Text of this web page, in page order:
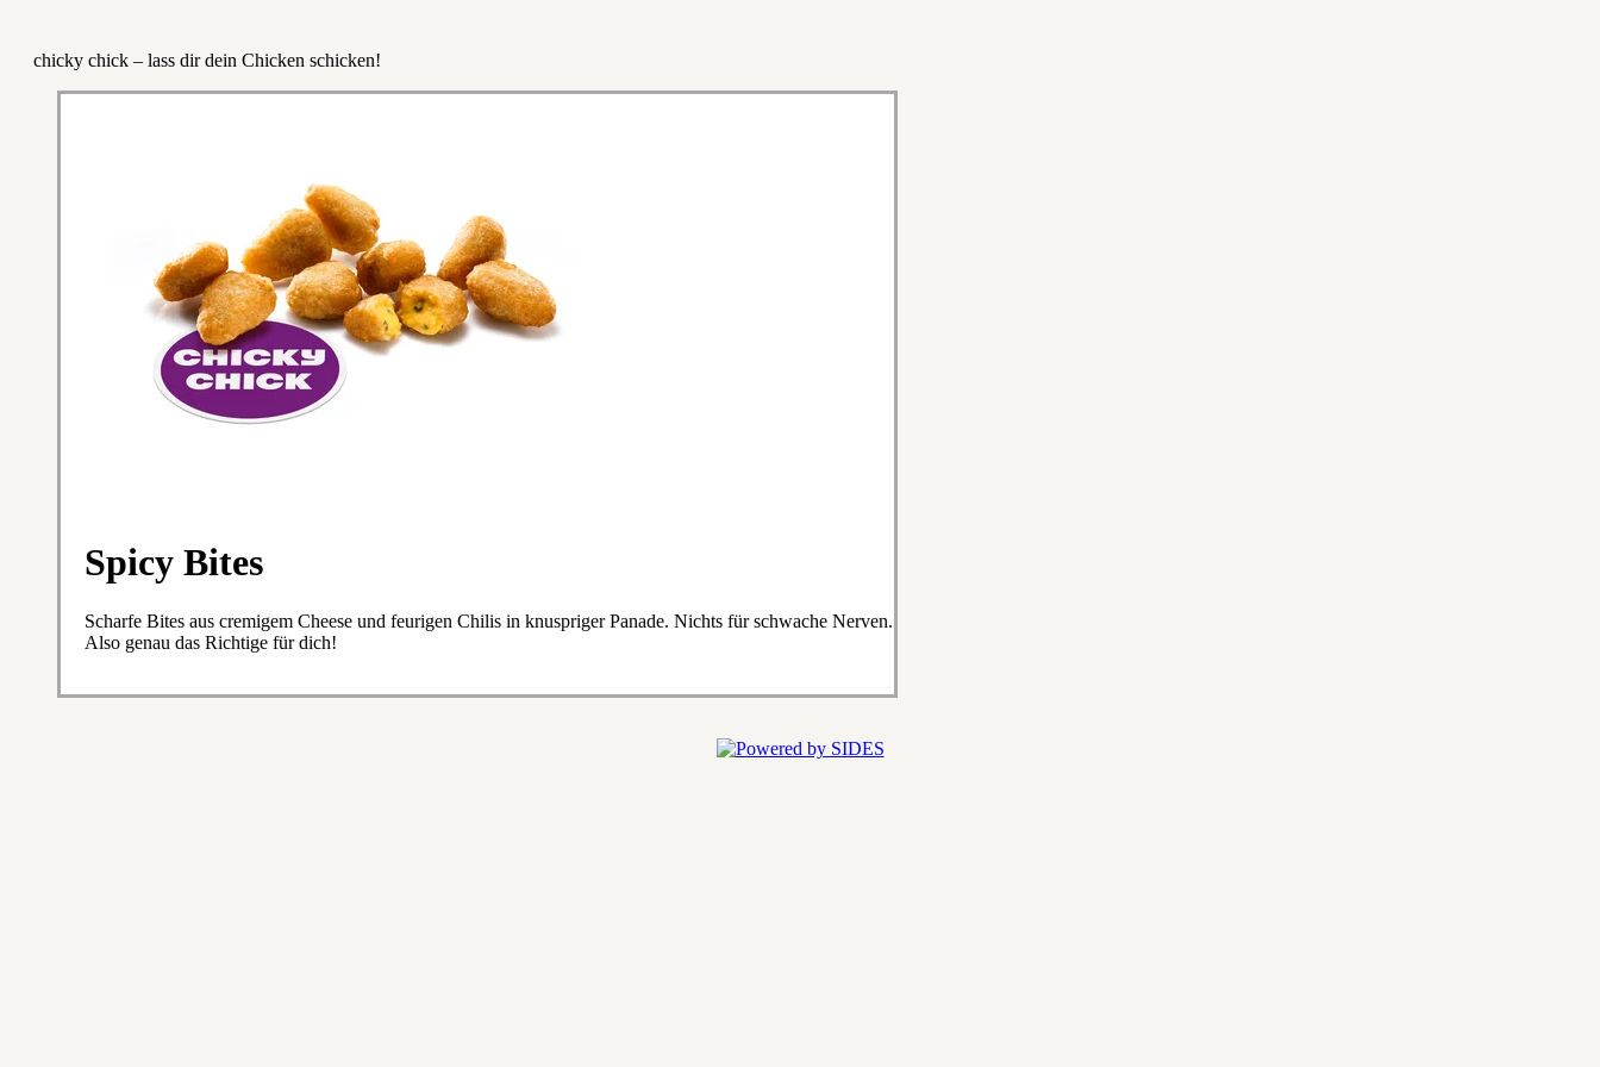
chicky chick – lass dir dein Chicken schicken!
Spicy Bites
Scharfe Bites aus cremigem Cheese und feurigen Chilis in knuspriger Panade. Nichts für schwache Nerven.
Also genau das Richtige für dich!